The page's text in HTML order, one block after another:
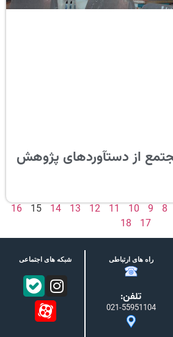
از دستآوردهای پژوهش
8
9
10
11
12
13
14
15
16
17
18
راه های ارتباطی
تلفن:
021-55951104
شبکه های اجتماعی